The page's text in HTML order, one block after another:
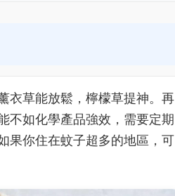
草能放鬆，檸檬草提神。再
不如化學產品強效，需要定期
果你住在蚊子超多的地區，可